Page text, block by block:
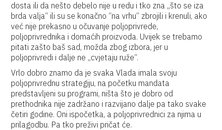
dosta ili da nešto debelo nije u redu i tko zna „što se iza
brda valja“ ili su se konačno “na vrhu“ zbrojili i krenuli, ako
već nije prekasno u očuvanje poljoprivrede,
poljoprivrednika i domaćih proizvoda. Uvijek se trebamo
pitati zašto baš sad, možda zbog izbora, jer u
poljoprivredi i dalje ne „cvjetaju ruže“.
Vrlo dobro znamo da je svaka Vlada imala svoju
poljoprivrednu strategiju, na početku mandata
predstavljeni su programi, ništa što je dobro od
prethodnika nije zadržano i razvijano dalje pa tako svake
četiri godine. Oni ispočetka, a poljoprivrednici za njima u
prilagodbu. Pa tko preživi pričat će.